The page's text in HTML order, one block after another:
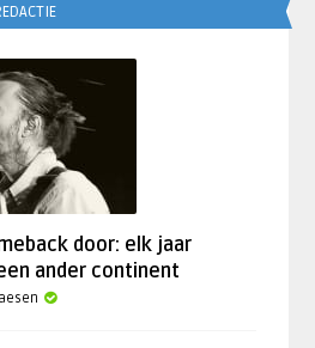
door: elk jaar
ander continent